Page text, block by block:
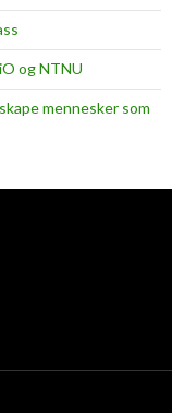
og NTNU
mennesker som